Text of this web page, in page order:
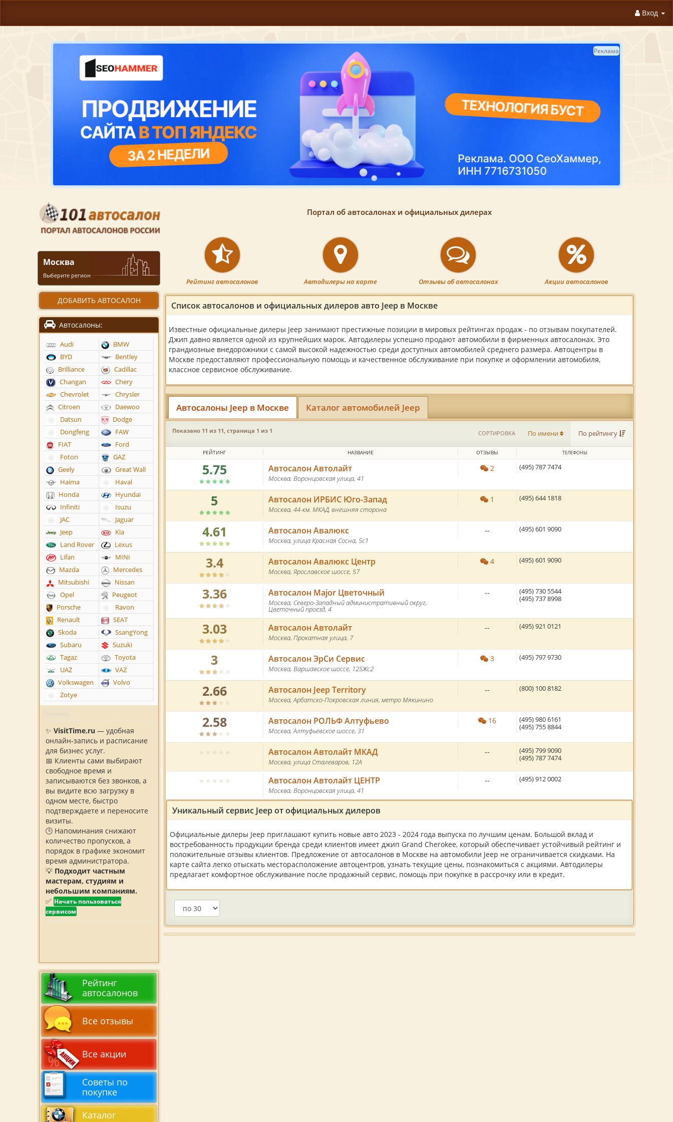
Реклама
Список автосалонов и официальных дилеров авто Jeep в Москве
Известные официальные дилеры Jeep занимают престижные позиции в мировых рейтингах продаж - по отзывам покупателей.
Джип давно является одной из крупнейших марок. Автодилеры успешно продают автомобили в фирменных автосалонах. Это
грандиозные внедорожники с самой высокой надежностью среди доступных автомобилей среднего размера. Автоцентры в
Москве предоставляют профессиональную помощь и качественное обслуживание при покупке и оформлении автомобиля,
классное сервисное обслуживание.
Автосалоны Jeep в Москве Каталог автомобилей Jeep
Показано 11 из 11, страница 1 из 1 СОРТИРОВКА По имени По рейтингу
РЕЙТИНГ НАЗВАНИЕ ОТЗЫВЫ ТЕЛЕФОНЫ
автосалона
пользователей:
5.75 Автосалон Автолайт
Москва, Воронцовская улица, 41
2 (495) 787 7474
автосалона
пользователей:
5 Автосалон ИРБИС Юго-Запад
Москва, 44-км. МКАД, внешняя сторона
1 (495) 644 1818
автосалона
пользователей:
4.61 Автосалон Авалюкс
Москва, улица Красная Сосна, 5с1
-- (495) 601 9090
автосалона
пользователей:
3.4 Автосалон Авалюкс Центр
Москва, Ярославское шоссе, 57
4 (495) 601 9090
автосалона
пользователей:
3.36 Автосалон Major Цветочный
Москва, Северо-Западный административный округ,
Цветочный проезд, 4
--
(495) 730 5544
(495) 737 8998
автосалона
пользователей:
3.03 Автосалон Автолайт
Москва, Прокатная улица, 7
-- (495) 921 0121
автосалона
пользователей:
3 Автосалон ЭрСи Сервис
Москва, Варшавское шоссе, 125Жс2
3 (495) 797 9730
автосалона
пользователей:
2.66 Автосалон Jeep Territory
Москва, Арбатско-Покровская линия, метро Мякинино
-- (800) 100 8182
автосалона2.58 Автосалон РОЛЬФ Алтуфьево
Москва, Алтуфьевское шоссе, 31
16
(495) 980 6161
(495) 755 8844
по
Автосалон Автолайт МКАД
Москва, улица Сталеваров, 12А
--
(495) 799 9090
(495) 787 7474
по
версии
пользователей:
Автосалон Автолайт ЦЕНТР
Москва, Воронцовская улица, 41
-- (495) 912 0002
Уникальный сервис Jeep от официальных дилеров
Официальные дилеры Jeep приглашают купить новые авто 2023 - 2024 года выпуска по лучшим ценам. Большой вклад и
востребованность продукции бренда среди клиентов имеет джип Grand Cherokee, который обеспечивает устойчивый рейтинг и
положительные отзывы клиентов. Предложение от автосалонов в Москве на автомобили Jeep не ограничивается скидками. На
карте сайта легко отыскать месторасположение автоцентров, узнать текущие цены, познакомиться с акциями. Автодилеры
предлагает комфортное обслуживание после продажный сервис, помощь при покупке в рассрочку или в кредит.
Портал об автосалонах и официальных дилерах
Рейтинг автосалонов Автодилеры на карте Отзывы об автосалонах Акции автосалонов
Москва
Выберите регион
ДОБАВИТЬ АВТОСАЛОН
Автосалоны:
Audi
BMW
BYD
Bentley
Brilliance
Cadillac
Changan
Chery
Chevrolet
Chrysler
Citroen
Daewoo
Datsun
Dodge
Dongfeng
FAW
FIAT
Ford
Foton
GAZ
Geely
Great Wall
Haima
Haval
Honda
Hyundai
Infiniti
Isuzu
JAC
Jaguar
Jeep
Kia
Land Rover
Lexus
Lifan
MINI
Mazda
Mercedes
Mitsubishi
Nissan
Opel
Peugeot
Porsche
Ravon
Renault
SEAT
Skoda
SsangYong
Subaru
Suzuki
Tagaz
Toyota
UAZ
VAZ
Volkswagen
Volvo
Zotye
✨ VisitTime.ru — удобная
онлайн-запись и расписание
для бизнес услуг.
📅 Клиенты сами выбирают
свободное время и
записываются без звонков, а
вы видите всю загрузку в
одном месте, быстро
подтверждаете и переносите
визиты.
🕒 Напоминания снижают
количество пропусков, а
порядок в графике экономит
время администратора.
💡 Подходит частным
мастерам, студиям и
небольшим компаниям.
✅ Начать пользоваться
сервисом
Рейтинг
автосалонов
Все отзывы
Все акции
Советы по
покупке
Каталог
Вход